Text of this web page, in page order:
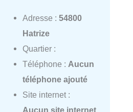
Adresse : 54800
Hatrize
Quartier :
Téléphone : Aucun
téléphone ajouté
Site internet :
Aucun site internet